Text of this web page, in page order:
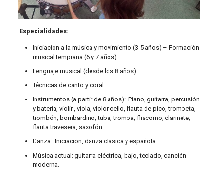
Especialidades:
Iniciación a la música y movimiento (3-5 años) – Formación
musical temprana (6 y 7 años).
Lenguaje musical (desde los 8 años).
Técnicas de canto y coral.
Instrumentos (a partir de 8 años): Piano, guitarra, percusión
y batería, violín, viola, violoncello, flauta de pico, trompeta,
trombón, bombardino, tuba, trompa, fliscorno, clarinete,
flauta travesera, saxofón.
Danza: Iniciación, danza clásica y española.
Música actual: guitarra eléctrica, bajo, teclado, canción
moderna.